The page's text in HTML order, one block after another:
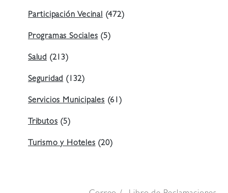
Participación Vecinal(472)
Programas Sociales(5)
Salud (213)
Seguridad(132)
Servicios Municipales(61)
Tributos(5)
Turismo y Hoteles(20)